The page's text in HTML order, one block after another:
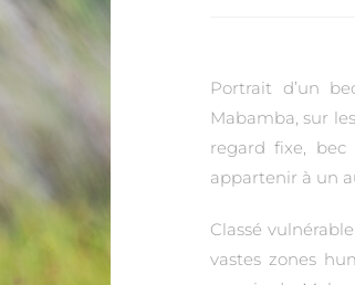
Portrait d’un
Mabamba, sur
regard fixe,
appartenir à un
Classé
vastes zones